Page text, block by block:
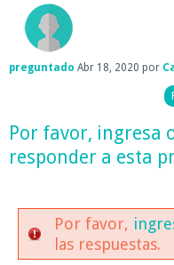
preguntado Abr 18, 2020 por
Por favor, ingresa
responder a esta
Por favor,
las respuestas.